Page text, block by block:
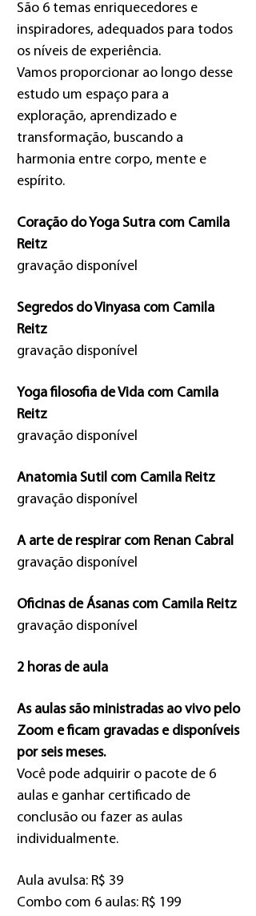
São 6 temas enriquecedores e
inspiradores, adequados para todos
os níveis de experiência.
Vamos proporcionar ao longo desse
estudo um espaço para a
exploração, aprendizado e
transformação, buscando a
harmonia entre corpo, mente e
espírito.
Coração do Yoga Sutra com Camila
Reitz
gravação disponível
Segredos do Vinyasa com Camila
Reitz
gravação disponível
Yoga filosofia de Vida com Camila
Reitz
gravação disponível
Anatomia Sutil com Camila Reitz
gravação disponível
A arte de respirar com Renan Cabral
gravação disponível
Oficinas de Ásanas com Camila Reitz
gravação disponível
2 horas de aula
As aulas são ministradas ao vivo pelo
Zoom e ficam gravadas e disponíveis
por seis meses.
Você pode adquirir o pacote de 6
aulas e ganhar certificado de
conclusão ou fazer as aulas
individualmente.
Aula avulsa: R$ 39
Combo com 6 aulas: R$ 199